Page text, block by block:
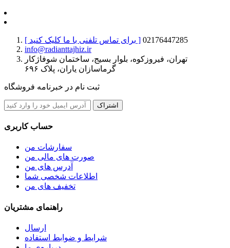
[ برای تماس تلفنی با ما کلیک کنید ] 02176447285
info@radianttajhiz.ir
تهران، فیروزکوه، بلوار بسیج، ساختمان شوفاژکار
گرماسازان یاران، پلاک ۶۹۶
ثبت نام در خبرنامه فروشگاه
اشتراک
حساب کاربری
سفارشات من
صورت های مالی من
آدرس های من
اطلاعات شخصی شما
تخفیف های من
راهنمای مشتریان
ارسال
شرایط و ضوابط استفاده